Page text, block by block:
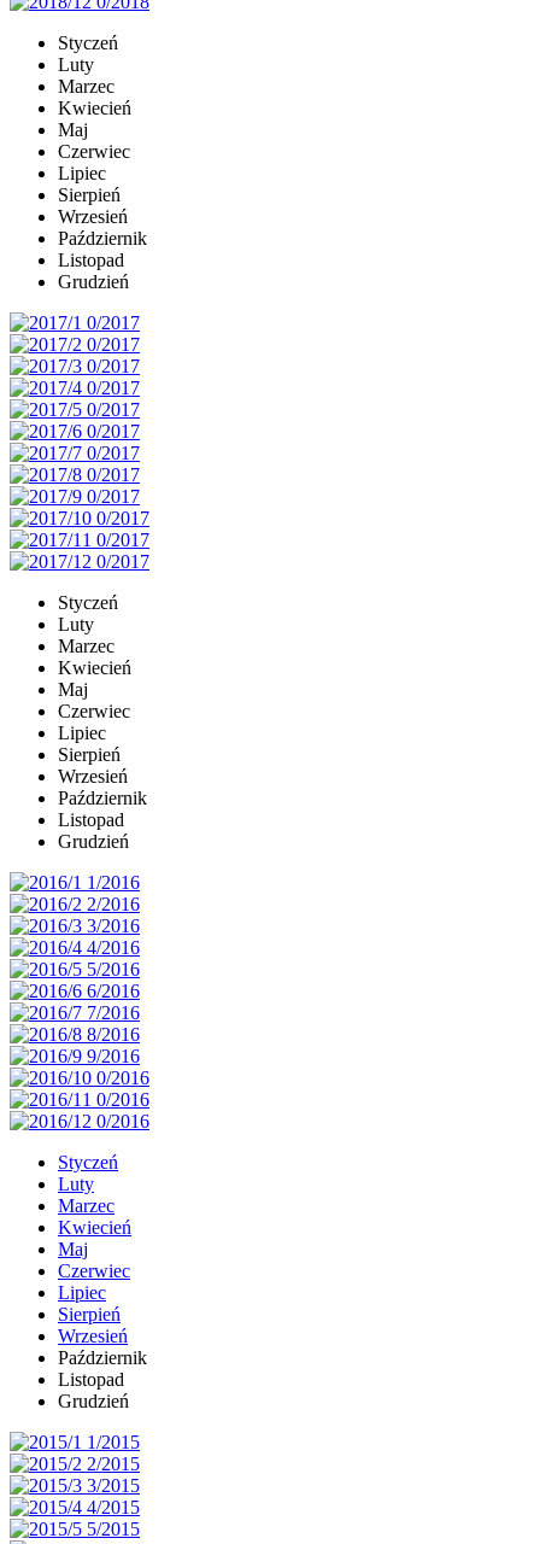
Styczeń
Luty
Marzec
Kwiecień
Maj
Czerwiec
Lipiec
Sierpień
Wrzesień
Październik
Listopad
Grudzień
Styczeń
Luty
Marzec
Kwiecień
Maj
Czerwiec
Lipiec
Sierpień
Wrzesień
Październik
Listopad
Grudzień
Styczeń
Luty
Marzec
Kwiecień
Maj
Czerwiec
Lipiec
Sierpień
Wrzesień
Październik
Listopad
Grudzień